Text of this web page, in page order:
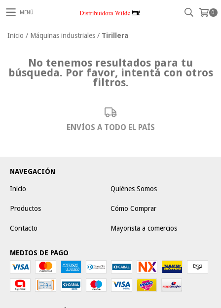
MENÚ 0
Inicio / Máquinas industriales / Tirillera
No tenemos resultados para tu
búsqueda. Por favor, intentá con otros
filtros.
ENVÍOS A TODO EL PAÍS
NAVEGACIÓN
Inicio Quiénes Somos
Productos Cómo Comprar
Contacto Mayorista a comercios
MEDIOS DE PAGO